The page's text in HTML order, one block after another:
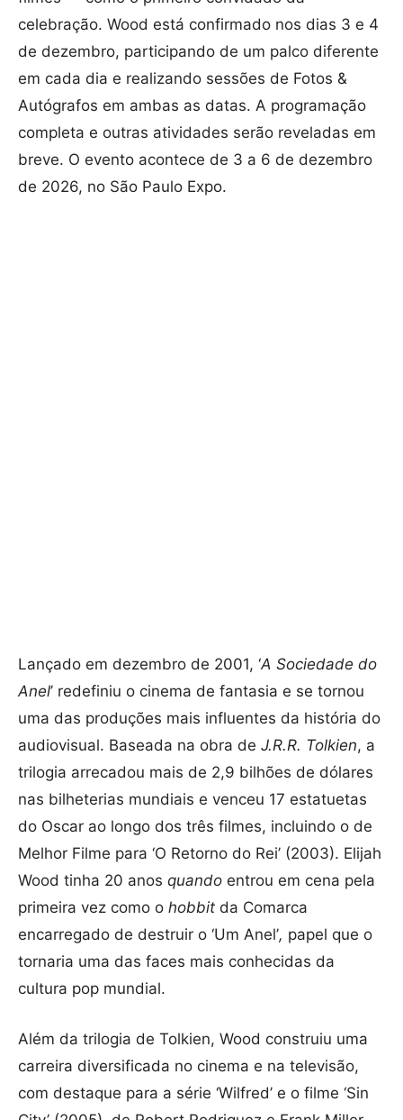
celebração. Wood está confirmado nos dias 3 e 4
de dezembro, participando de um palco diferente
em cada dia e realizando sessões de Fotos &
Autógrafos em ambas as datas. A programação
completa e outras atividades serão reveladas em
breve. O evento acontece de 3 a 6 de dezembro
de 2026, no São Paulo Expo.
Lançado em dezembro de 2001, ‘A Sociedade do
Anel’ redefiniu o cinema de fantasia e se tornou
uma das produções mais influentes da história do
audiovisual. Baseada na obra de J.R.R. Tolkien, a
trilogia arrecadou mais de 2,9 bilhões de dólares
nas bilheterias mundiais e venceu 17 estatuetas
do Oscar ao longo dos três filmes, incluindo o de
Melhor Filme para ‘O Retorno do Rei’ (2003). Elijah
Wood tinha 20 anos quando entrou em cena pela
primeira vez como o hobbit da Comarca
encarregado de destruir o ‘Um Anel’, papel que o
tornaria uma das faces mais conhecidas da
cultura pop mundial.
Além da trilogia de Tolkien, Wood construiu uma
carreira diversificada no cinema e na televisão,
com destaque para a série ‘Wilfred’ e o filme ‘Sin